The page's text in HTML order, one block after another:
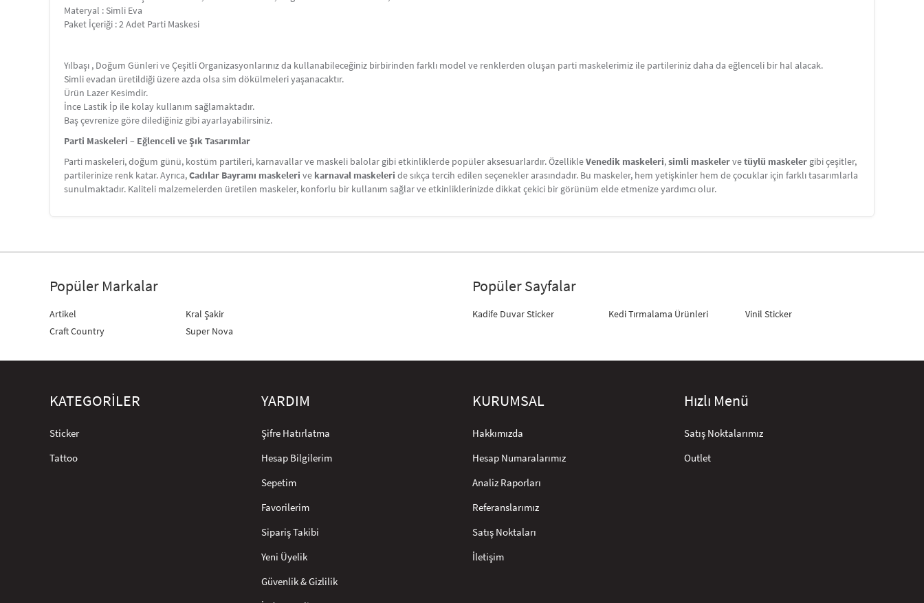
Materyal : Simli Eva
Paket İçeriği : 2 Adet Parti Maskesi
Yılbaşı , Doğum Günleri ve Çeşitli Organizasyonlarınız da kullanabileceğiniz birbirinden farklı model ve renklerden oluşan parti maskelerimiz ile partileriniz daha da eğlenceli bir hal alacak.
Simli evadan üretildiği üzere azda olsa sim dökülmeleri yaşanacaktır.
Ürün Lazer Kesimdir.
İnce Lastik İp ile kolay kullanım sağlamaktadır.
Baş çevrenize göre dilediğiniz gibi ayarlayabilirsiniz.
Parti Maskeleri – Eğlenceli ve Şık Tasarımlar
Parti maskeleri, doğum günü, kostüm partileri, karnavallar ve maskeli balolar gibi etkinliklerde popüler aksesuarlardır. ÖzellikleVenedik maskeleri,simli maskelervetüylü maskeler gibi çeşitler,
partilerinize renk katar. Ayrıca,Cadılar Bayramı maskeleri ve karnaval maskeleri de sıkça tercih edilen seçenekler arasındadır. Bu maskeler, hem yetişkinler hem de çocuklar için farklı tasarımlarla
sunulmaktadır. Kaliteli malzemelerden üretilen maskeler, konforlu bir kullanım sağlar ve etkinliklerinizde dikkat çekici bir görünüm elde etmenize yardımcı olur.
Popüler Markalar
Artikel
Craft Country
Kral Şakir
Super Nova
Popüler Sayfalar
Kadife Duvar Sticker Kedi Tırmalama Ürünleri Vinil Sticker
KATEGORİLER
Sticker
Tattoo
YARDIM
Şifre Hatırlatma
Hesap Bilgilerim
Sepetim
Favorilerim
Sipariş Takibi
Yeni Üyelik
Güvenlik & Gizlilik
KURUMSAL
Hakkımızda
Hesap Numaralarımız
Analiz Raporları
Referanslarımız
Satış Noktaları
İletişim
Hızlı Menü
Satış Noktalarımız
Outlet